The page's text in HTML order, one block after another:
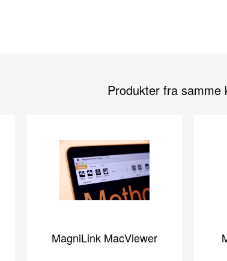
Produkter fra samme
MagniLink MacViewer